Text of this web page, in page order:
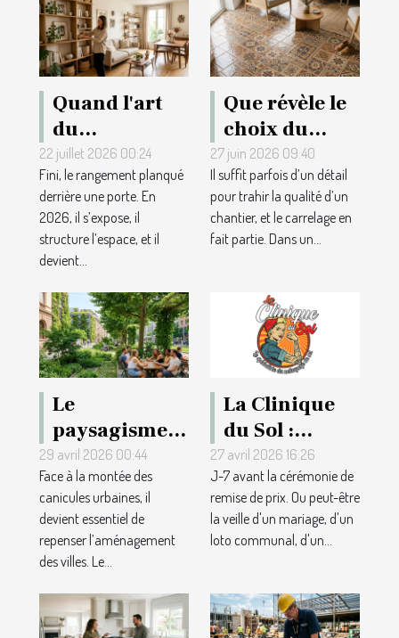
Quand l'art
du
rangement
repense la
décoration
intérieure
moderne
22 juillet 2026 00:24
Fini, le rangement planqué
derrière une porte. En
2026, il s’expose, il
structure l’espace, et il
devient...
Que révèle le
choix du
carrelage sur
une
réalisation
réussie ?
27 juin 2026 09:40
Il suffit parfois d’un détail
pour trahir la qualité d’un
chantier, et le carrelage en
fait partie. Dans un...
Le
paysagisme
comme
solution aux
canicules
urbaines :
repères et
29 avril 2026 00:44
Face à la montée des
canicules urbaines, il
devient essentiel de
repenser l’aménagement
des villes. Le...
La Clinique
du Sol :
l'entreprise
de rénovation
de parquet
qui embellit
pour les
27 avril 2026 16:26
J-7 avant la cérémonie de
remise de prix. Ou peut-être
la veille d'un mariage, d'un
loto communal, d'un...